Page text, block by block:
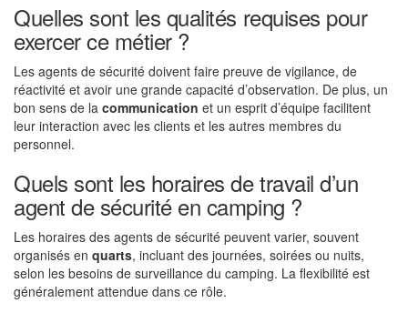
Quelles sont les qualités requises pour
exercer ce métier ?
Les agents de sécurité doivent faire preuve de vigilance, de
réactivité et avoir une grande capacité d’observation. De plus, un
bon sens de la communication et un esprit d’équipe facilitent
leur interaction avec les clients et les autres membres du
personnel.
Quels sont les horaires de travail d’un
agent de sécurité en camping ?
Les horaires des agents de sécurité peuvent varier, souvent
organisés en quarts, incluant des journées, soirées ou nuits,
selon les besoins de surveillance du camping. La flexibilité est
généralement attendue dans ce rôle.